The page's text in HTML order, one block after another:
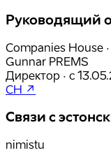
Руководящий
Companies House
Gunnar PREMS
Директор · с
CH ↗
Связи с
nimistu